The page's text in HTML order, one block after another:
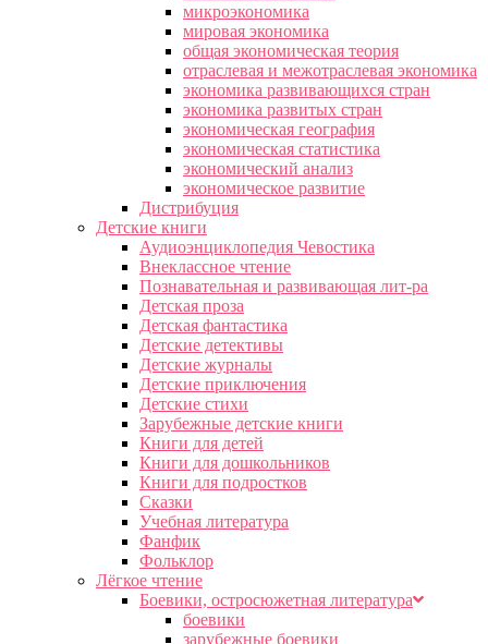
микроэкономика
мировая экономика
общая экономическая теория
отраслевая и межотраслевая экономика
экономика развивающихся стран
экономика развитых стран
экономическая география
экономическая статистика
экономический анализ
экономическое развитие
Дистрибуция
Детские книги
Аудиоэнциклопедия Чевостика
Внеклассное чтение
Познавательная и развивающая лит-ра
Детская проза
Детская фантастика
Детские детективы
Детские журналы
Детские приключения
Детские стихи
Зарубежные детские книги
Книги для детей
Книги для дошкольников
Книги для подростков
Сказки
Учебная литература
Фанфик
Фольклор
Лёгкое чтение
Боевики, остросюжетная литература
боевики
зарубежные боевики